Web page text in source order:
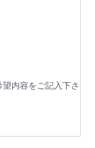
内容をご記入下さ